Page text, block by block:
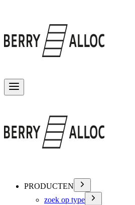
PRODUCTEN
zoek op type